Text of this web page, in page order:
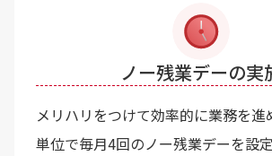
ノー残業デーの実
メリハリをつけて効率的に業務を進
単位で毎月4回のノー残業デーを設